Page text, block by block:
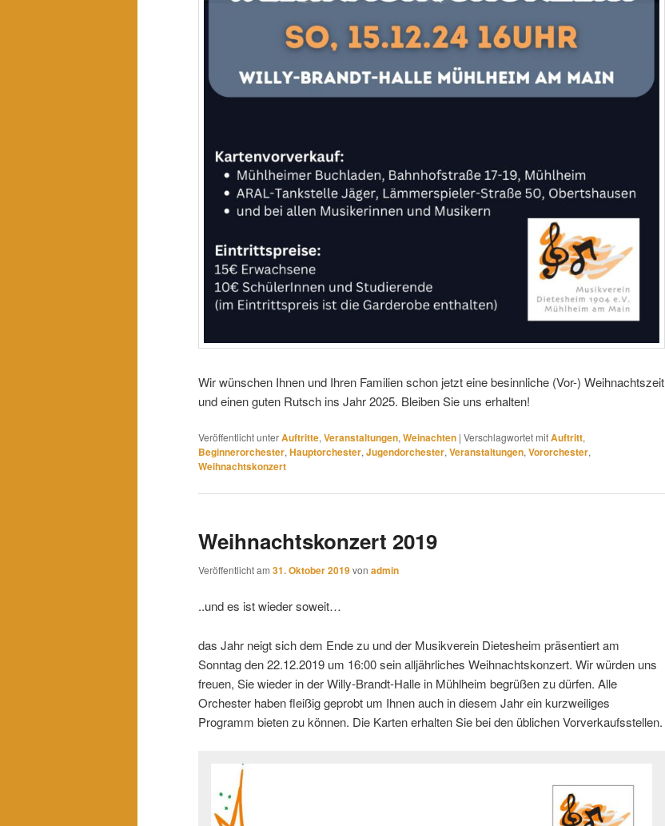
Wir wünschen Ihnen und Ihren Familien schon jetzt eine besinnliche (Vor-) Weihnachtszeit
und einen guten Rutsch ins Jahr 2025. Bleiben Sie uns erhalten!
Veröffentlicht unterAuftritte, Veranstaltungen, Weinachten | Verschlagwortet mitAuftritt,
Beginnerorchester, Hauptorchester, Jugendorchester, Veranstaltungen, Vororchester,
Weihnachtskonzert
Weihnachtskonzert 2019
Veröffentlicht am 31. Oktober 2019von admin
..und es ist wieder soweit…
das Jahr neigt sich dem Ende zu und der Musikverein Dietesheim präsentiert am
Sonntag den 22.12.2019 um 16:00 sein alljährliches Weihnachtskonzert. Wir würden uns
freuen, Sie wieder in der Willy-Brandt-Halle in Mühlheim begrüßen zu dürfen. Alle
Orchester haben fleißig geprobt um Ihnen auch in diesem Jahr ein kurzweiliges
Programm bieten zu können. Die Karten erhalten Sie bei den üblichen Vorverkaufsstellen.